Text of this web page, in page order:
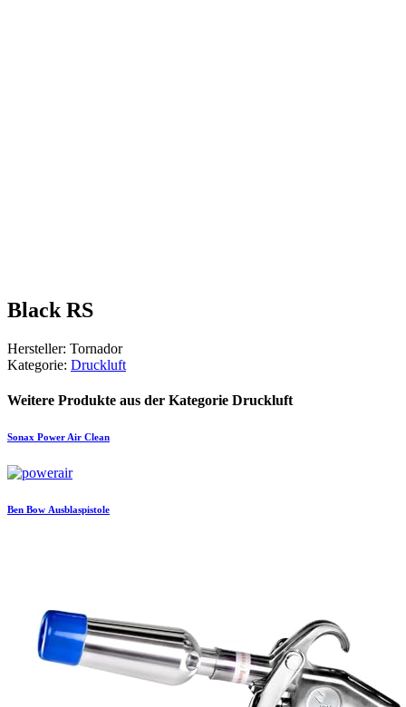
Black RS
Hersteller: Tornador
Kategorie: Druckluft
Weitere Produkte aus der Kategorie Druckluft
Sonax Power Air Clean
Ben Bow Ausblaspistole